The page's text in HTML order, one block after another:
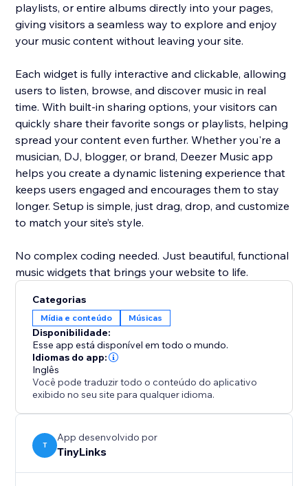
playlists, or entire albums directly into your pages,
giving visitors a seamless way to explore and enjoy
your music content without leaving your site.
Each widget is fully interactive and clickable, allowing
users to listen, browse, and discover music in real
time. With built-in sharing options, your visitors can
quickly share their favorite songs or playlists, helping
spread your content even further. Whether you're a
musician, DJ, blogger, or brand, Deezer Music app
helps you create a dynamic listening experience that
keeps users engaged and encourages them to stay
longer. Setup is simple, just drag, drop, and customize
to match your site’s style.
No complex coding needed. Just beautiful, functional
music widgets that brings your website to life.
Categorias
Mídia e conteúdo Músicas
Disponibilidade:
Esse app está disponível em todo o mundo.
Idiomas do app:
Inglês
Você pode traduzir todo o conteúdo do aplicativo
exibido no seu site para qualquer idioma.
T
App desenvolvido por
TinyLinks